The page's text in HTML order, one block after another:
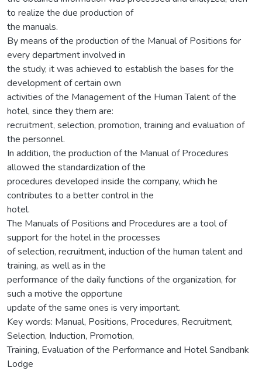
to realize the due production of
the manuals.
By means of the production of the Manual of Positions for
every department involved in
the study, it was achieved to establish the bases for the
development of certain own
activities of the Management of the Human Talent of the
hotel, since they them are:
recruitment, selection, promotion, training and evaluation of
the personnel.
In addition, the production of the Manual of Procedures
allowed the standardization of the
procedures developed inside the company, which he
contributes to a better control in the
hotel.
The Manuals of Positions and Procedures are a tool of
support for the hotel in the processes
of selection, recruitment, induction of the human talent and
training, as well as in the
performance of the daily functions of the organization, for
such a motive the opportune
update of the same ones is very important.
Key words: Manual, Positions, Procedures, Recruitment,
Selection, Induction, Promotion,
Training, Evaluation of the Performance and Hotel Sandbank
Lodge